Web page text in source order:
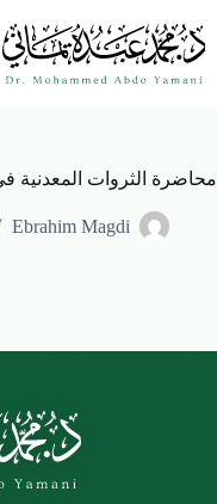
محاضرة الثروات المعدنية
Ebrahim Magdi